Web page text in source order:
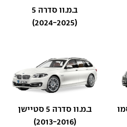
ב.מ.וו סדרה 5
(2024-2025)
ב.מ.וו סדרה 5 סטיישן
(2013-2016)